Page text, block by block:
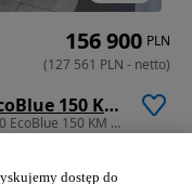
Ford Transit Custom DCiV 2.0 EcoBlue 150 KM M6 Trend
1996 cm3 • 150 KM • Transit Custom DCiV 2.0 EcoBlue 150 KM M6 Trend
cm3
156 900 PLN
(127 561 PLN - netto)
dostęp do